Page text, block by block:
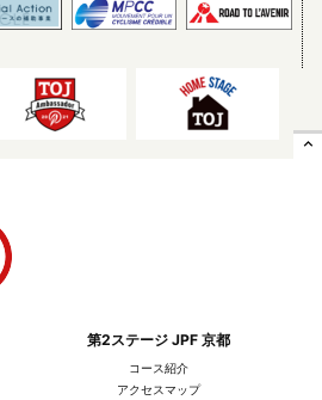
expand_less
第2ステージ JPF 京都
コース紹介
アクセスマップ